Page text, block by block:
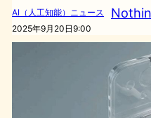
AI（人工知能）ニュース
2025年9月20日9:00